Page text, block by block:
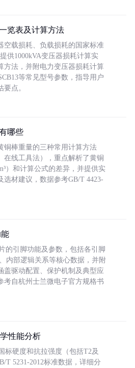
览表及计算方法
空载损耗、负载损耗的国家标准
提供1000kVA变压器损耗计算实
方法，并附电力变压器损耗计算
等常见型号参数，指导用户
点。
哪些
铜棒重量的三种常用计算方法
在线工具法），重点解析了黄铜
）和计算公式的差异，并提供实
选材建议，数据参考GB/T 4423-
的引脚功能及参数，包括各引脚
内部逻辑关系等核心数据，并附
盖驱动配置、保护机制及典型应
考自杭州士兰微电子官方规格书
性能分析
标硬度和抗拉强度（包括T2及
T 5231-2012标准数据，详细分